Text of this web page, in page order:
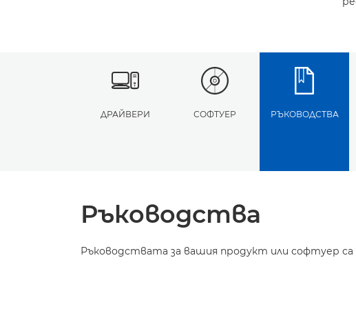
ДРАЙВЕРИ СОФТУЕР РЪКОВОДСТВА
Ръководства
Ръководствата за вашия продукт или софтуер са